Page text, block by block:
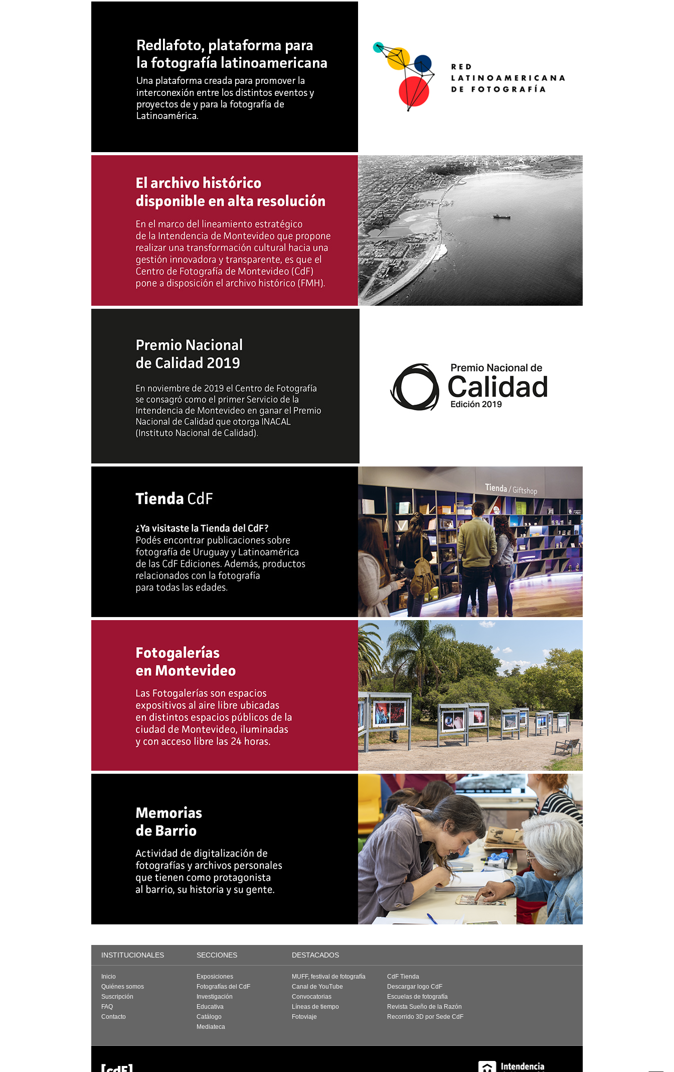
INSTITUCIONALES SECCIONES DESTACADOS
Inicio
Quiénes somos
Suscripción
FAQ
Contacto
Exposiciones
Fotografías del CdF
Investigación
Educativa
Catálogo
Mediateca
MUFF, festival de fotografía
Canal de YouTube
Convocatorias
Líneas de tiempo
Fotoviaje
CdF Tienda
Descargar logo CdF
Escuelas de fotografía
Revista Sueño de la Razón
Recorrido 3D por Sede CdF